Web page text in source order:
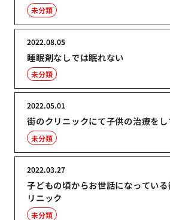
未分類
睡眠剤なしでは眠れない
2022.08.05
未分類
街のクリニックにて子供の治療を
2022.05.01
未分類
子どもの頃からお世話になってい
リニック
2022.03.27
未分類